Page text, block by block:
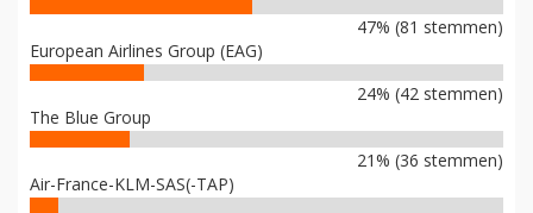
47% (81 stemmen)
European Airlines Group (EAG)
24% (42 stemmen)
The Blue Group
21% (36 stemmen)
Air-France-KLM-SAS(-TAP)